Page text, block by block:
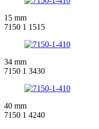
15 mm
7150 1 1515
34 mm
7150 1 3430
40 mm
7150 1 4240